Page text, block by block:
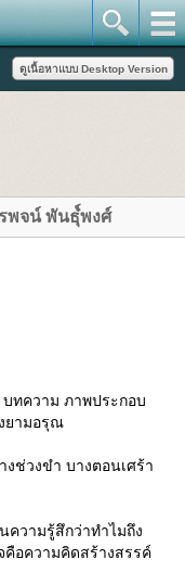
พจน์ พันธุ๋์พงศ์
ทความ ภาพประกอบ
ยามอรุณ
ช่วงขำ บางตอนเศร้า
วามรู้สึกว่าทำไมถึง
อความคิดสร้างสรรค์